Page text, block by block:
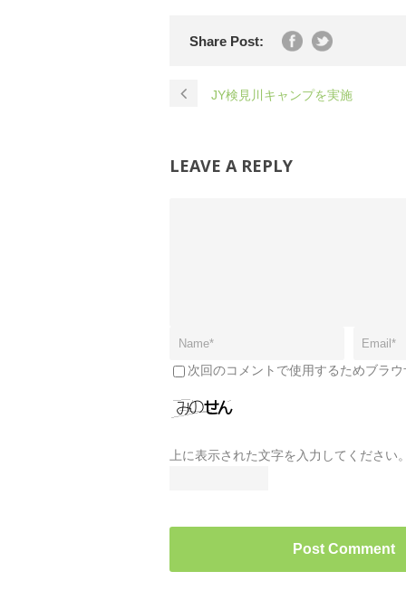
Share Post:
JY検見川キャンプを実施
LEAVE A REPLY
次回のコメントで使用するためブラ
上に表示された文字を入力してください